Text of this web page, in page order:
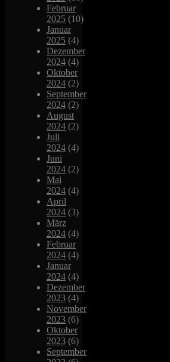
Februar
2025 (10)
Januar
2025 (4)
Dezember
2024 (4)
Oktober
2024 (2)
September
2024 (2)
August
2024 (2)
Juli
2024 (4)
Juni
2024 (2)
Mai
2024 (4)
April
2024 (3)
März
2024 (4)
Februar
2024 (4)
Januar
2024 (4)
Dezember
2023 (4)
November
2023 (6)
Oktober
2023 (6)
September